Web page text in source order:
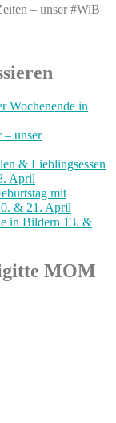
– unser #WiB
Wochenende in
– unser
& Lieblingsessen
April
mit
& 21. April
in Bildern 13. &
MOM